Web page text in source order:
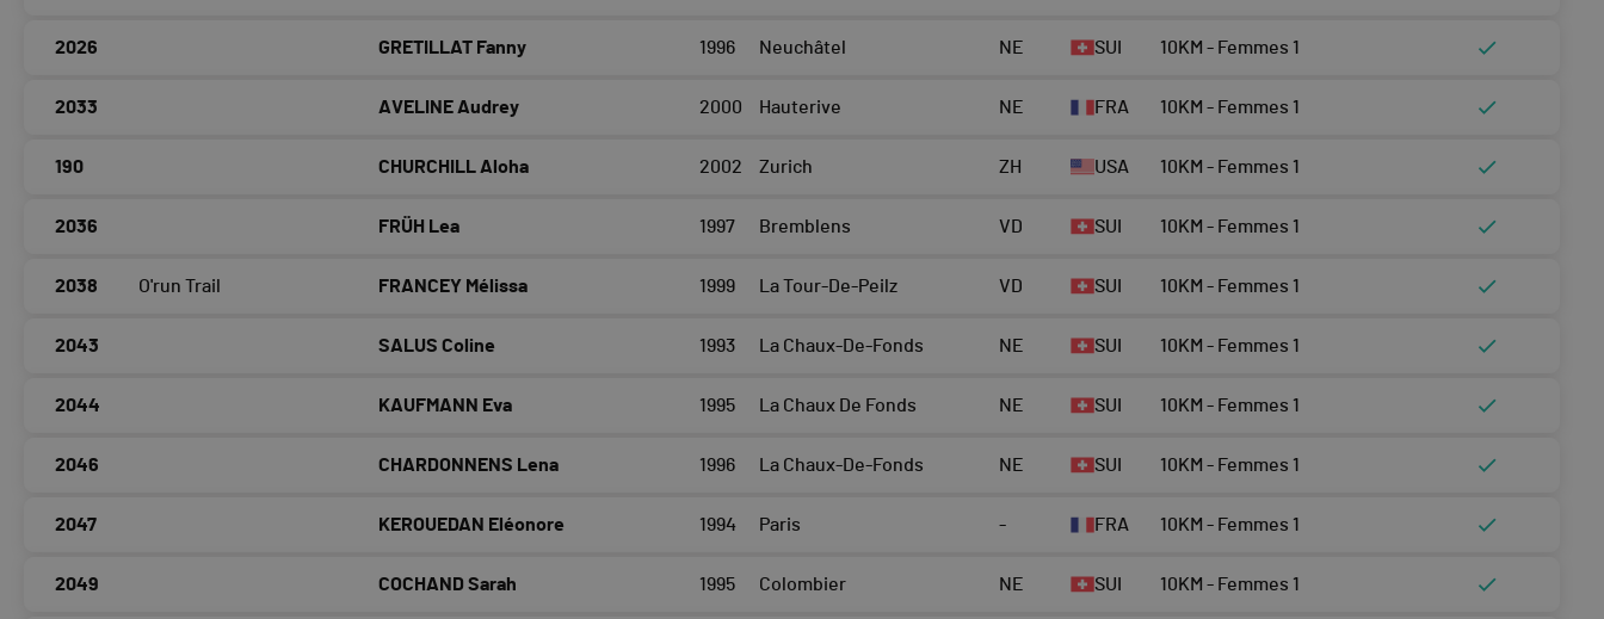
2026 GRETILLAT Fanny 1996 Neuchâtel NE SUI 10KM - Femmes 1
2033 AVELINE Audrey 2000 Hauterive NE FRA 10KM - Femmes 1
190 CHURCHILL Aloha 2002 Zurich ZH USA 10KM - Femmes 1
2036 FRÜH Lea 1997 Bremblens VD SUI 10KM - Femmes 1
2038 O'run Trail FRANCEY Mélissa 1999 La Tour-De-Peilz VD SUI 10KM - Femmes 1
2043 SALUS Coline 1993 La Chaux-De-Fonds NE SUI 10KM - Femmes 1
2044 KAUFMANN Eva 1995 La Chaux De Fonds NE SUI 10KM - Femmes 1
2046 CHARDONNENS Lena 1996 La Chaux-De-Fonds NE SUI 10KM - Femmes 1
2047 KEROUEDAN Eléonore 1994 Paris - FRA 10KM - Femmes 1
2049 COCHAND Sarah 1995 Colombier NE SUI 10KM - Femmes 1